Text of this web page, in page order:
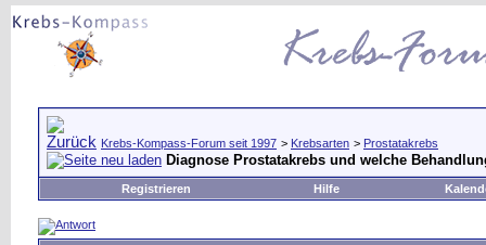
Krebs-Kompass-Forum seit 1997 > Krebsarten > Prostatakrebs
Diagnose Prostatakrebs und welche
Registrieren Hilfe